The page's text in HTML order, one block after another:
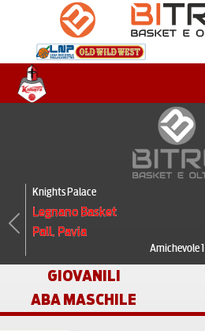
Knights Palace
Legnano Basket
Pall. Pavia
Amichevole 1
Previous
GIOVANILI
ABA MASCHILE